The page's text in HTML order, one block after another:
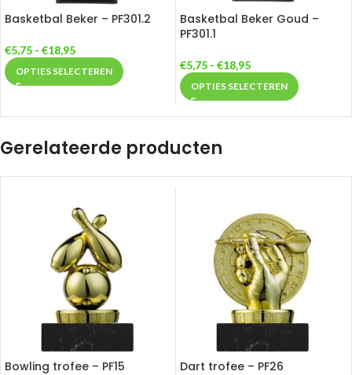
Basketbal Beker – PF301.2
€5,75 - €18,95
OPTIES SELECTEREN
Basketbal Beker Goud –
PF301.1
€5,75 - €18,95
OPTIES SELECTEREN
Gerelateerde producten
Bowling trofee – PF15 Dart trofee – PF26